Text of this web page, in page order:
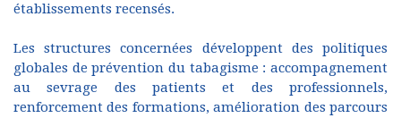
établissements recensés.
Les structures concernées développent des politiques
globales de prévention du tabagisme : accompagnement
au sevrage des patients et des professionnels,
renforcement des formations, amélioration des parcours